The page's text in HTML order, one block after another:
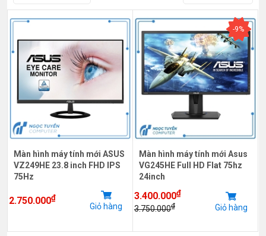
Màn hình máy tính mới ASUS
VZ249HE 23.8 inch FHD IPS
75Hz
2.750.000₫
Giỏ hàng
-9%
Màn hình máy tính mới Asus
VG245HE Full HD Flat 75hz
24inch
3.400.000₫
3.750.000₫ Giỏ hàng